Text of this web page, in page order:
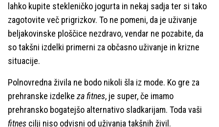
lahko kupite stekleničko jogurta in nekaj sadja ter si tako
zagotovite več prigrizkov. To ne pomeni, da je uživanje
beljakovinske ploščice nezdravo, vendar ne pozabite, da
so takšni izdelki primerni za občasno uživanje in krizne
situacije.
Polnovredna živila ne bodo nikoli šla iz mode. Ko gre za
prehranske izdelke za fitnes, je super, če imamo
prehransko bogatejšo alternativo sladkarijam. Toda vaši
fitnes cilji niso odvisni od uživanja takšnih živil.